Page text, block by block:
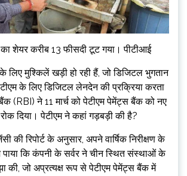
का शेयर करीब 13 फीसदी टूट गया। पीटीआई
लिए मुश्किलें खड़ी हो रही हैं, जो डिजिटल भुगतान
के लिए डिजिटल लेनदेन की प्रक्रिया करता
बैंक (RBI) ने 11 मार्च को पेटीएम पेमेंट्स बैंक को नए
दिया। पेटीएम ने कहां गड़बड़ी की है?
की रिपोर्ट के अनुसार, अपने वार्षिक निरीक्षण के
पाया कि कंपनी के सर्वर ने चीन स्थित संस्थाओं के
की, जो अप्रत्यक्ष रूप से पेटीएम पेमेंट्स बैंक में